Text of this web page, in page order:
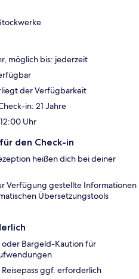
möglich bis: jederzeit
der Verfügbarkeit
in: 21 Jahre
Uhr
den Check-in
heißen dich bei deiner
Verfügung gestellte Informationen
Übersetzungstools
Bargeld-Kaution für
ggf. erforderlich